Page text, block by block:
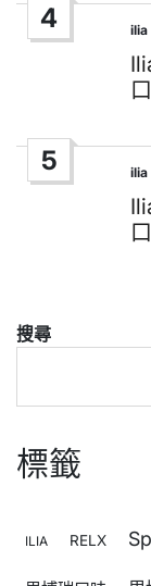
4
in
ilia
5
in
ilia
搜尋
標籤
ILIA RELX